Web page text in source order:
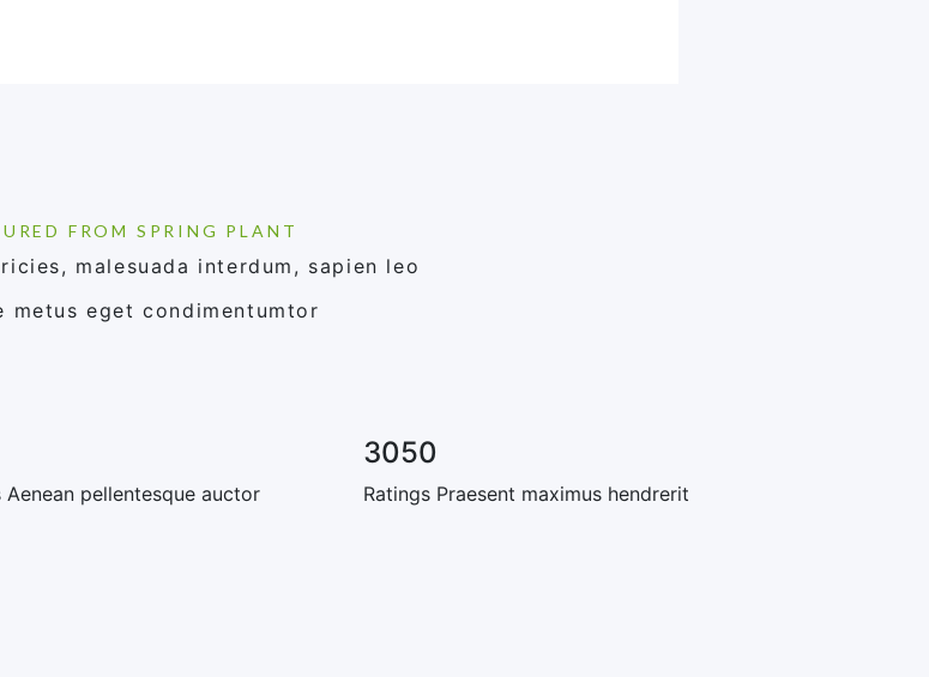
FROM SPRING PLANT
malesuada interdum , sapien leo
metuseget condimentumtor
Aenean pellentesque auctor
3050
Ratings Praesent maximus hendrerit